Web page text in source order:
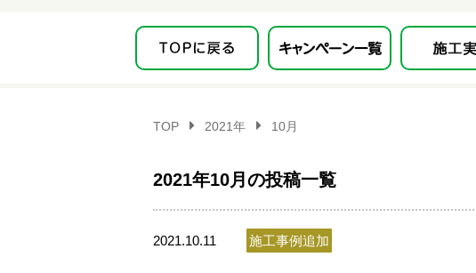
TOP 2021年 10月
2021年10月の投稿一覧
2021.10.11 施工事例追加